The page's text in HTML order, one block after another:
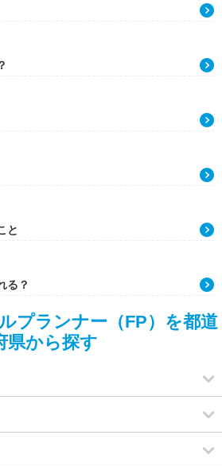
と
る？
プランナー（FP）を都道
県から探す